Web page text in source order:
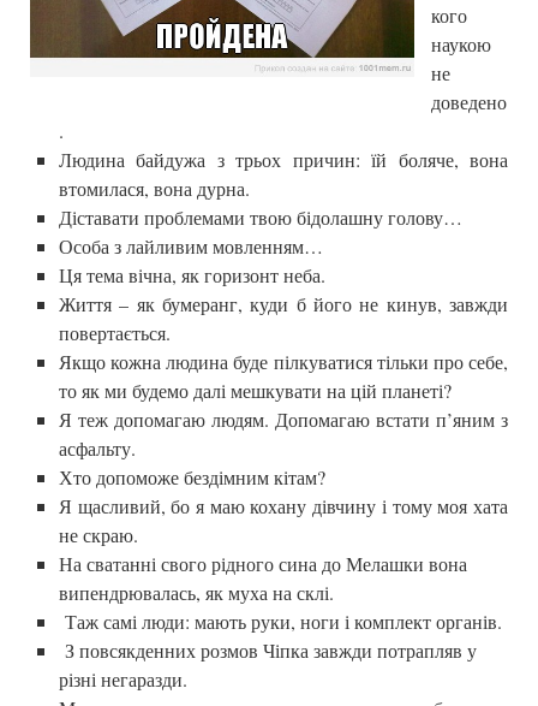
кого
наукою
не
доведено
.
Людина байдужа з трьох причин: їй боляче, вона
втомилася, вона дурна.
Діставати проблемами твою бідолашну голову…
Особа з лайливим мовленням…
Ця тема вічна, як горизонт неба.
Життя – як бумеранг, куди б його не кинув, завжди
повертається.
Якщо кожна людина буде пілкуватися тільки про себе,
то як ми будемо далі мешкувати на цій планеті?
Я теж допомагаю людям. Допомагаю встати п’яним з
асфальту.
Хто допоможе бездімним кітам?
Я щасливий, бо я маю кохану дівчину і тому моя хата
не скраю.
На сватанні свого рідного сина до Мелашки вона
випендрювалась, як муха на склі.
Таж самі люди: мають руки, ноги і комплект органів.
З повсякденних розмов Чіпка завжди потрапляв у
різні негаразди.